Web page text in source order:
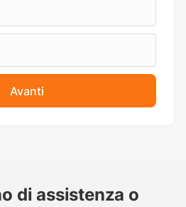
Avanti
di assistenza o